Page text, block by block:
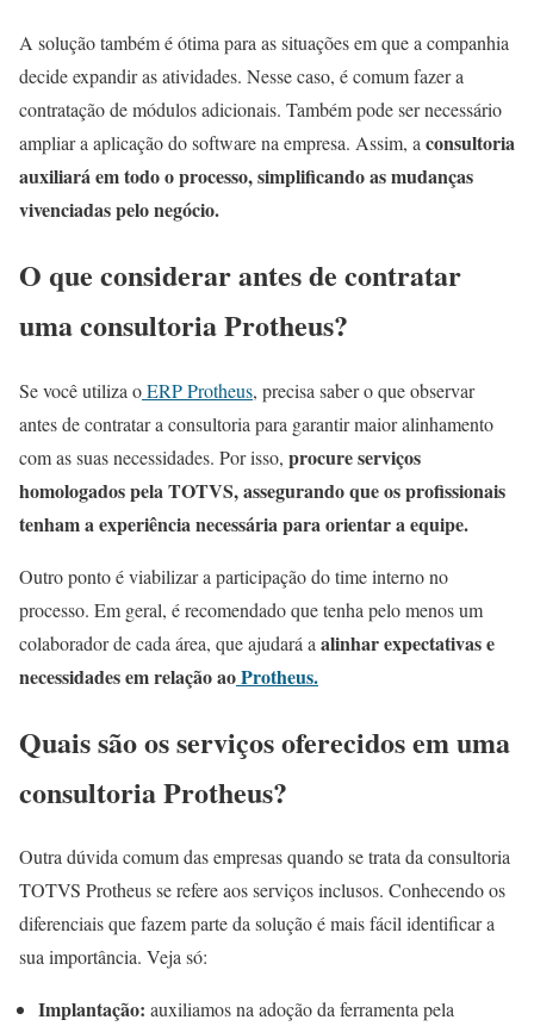
A solução também é ótima para as situações em que a companhia
decide expandir as atividades. Nesse caso, é comum fazer a
contratação de módulos adicionais. Também pode ser necessário
ampliar a aplicação do software na empresa. Assim, a consultoria
auxiliará em todo o processo, simplificando as mudanças
vivenciadas pelo negócio.
O que considerar antes de contratar
uma consultoria Protheus?
Se você utiliza oERP Protheus, precisa saber o que observar
antes de contratar a consultoria para garantir maior alinhamento
com as suas necessidades. Por isso, procure serviços
homologados pela TOTVS, assegurando que os profissionais
tenham a experiência necessária para orientar a equipe.
Outro ponto é viabilizar a participação do time interno no
processo. Em geral, é recomendado que tenha pelo menos um
colaborador de cada área, que ajudará a alinhar expectativas e
necessidades em relação aoProtheus.
Quais são os serviços oferecidos em uma
consultoria Protheus?
Outra dúvida comum das empresas quando se trata da consultoria
TOTVS Protheus se refere aos serviços inclusos. Conhecendo os
diferenciais que fazem parte da solução é mais fácil identificar a
sua importância. Veja só:
Implantação: auxiliamos na adoção da ferramenta pela